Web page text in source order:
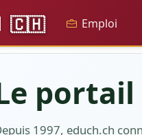
🇨🇭 Emploi
1997, educh.ch